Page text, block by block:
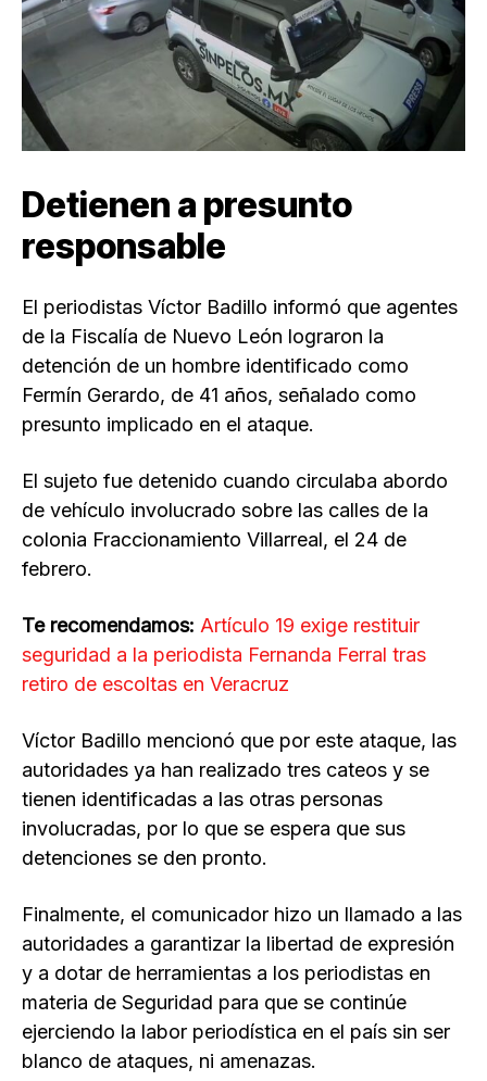
Detienen a presunto
responsable
El periodistas Víctor Badillo informó que agentes
de la Fiscalía de Nuevo León lograron la
detención de un hombre identificado como
Fermín Gerardo, de 41 años, señalado como
presunto implicado en el ataque.
El sujeto fue detenido cuando circulaba abordo
de vehículo involucrado sobre las calles de la
colonia Fraccionamiento Villarreal, el 24 de
febrero.
Te recomendamos: Artículo 19 exige restituir
seguridad a la periodista Fernanda Ferral tras
retiro de escoltas en Veracruz
Víctor Badillo mencionó que por este ataque, las
autoridades ya han realizado tres cateos y se
tienen identificadas a las otras personas
involucradas, por lo que se espera que sus
detenciones se den pronto.
Finalmente, el comunicador hizo un llamado a las
autoridades a garantizar la libertad de expresión
y a dotar de herramientas a los periodistas en
materia de Seguridad para que se continúe
ejerciendo la labor periodística en el país sin ser
blanco de ataques, ni amenazas.